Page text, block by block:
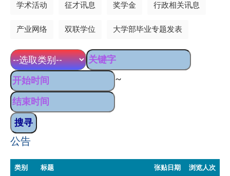
学术活动 征才讯息 奖学金 行政相关讯息
产业网络 双联学位 大学部毕业专题发表
~
公告
类别 标题 张贴日期 浏览人次